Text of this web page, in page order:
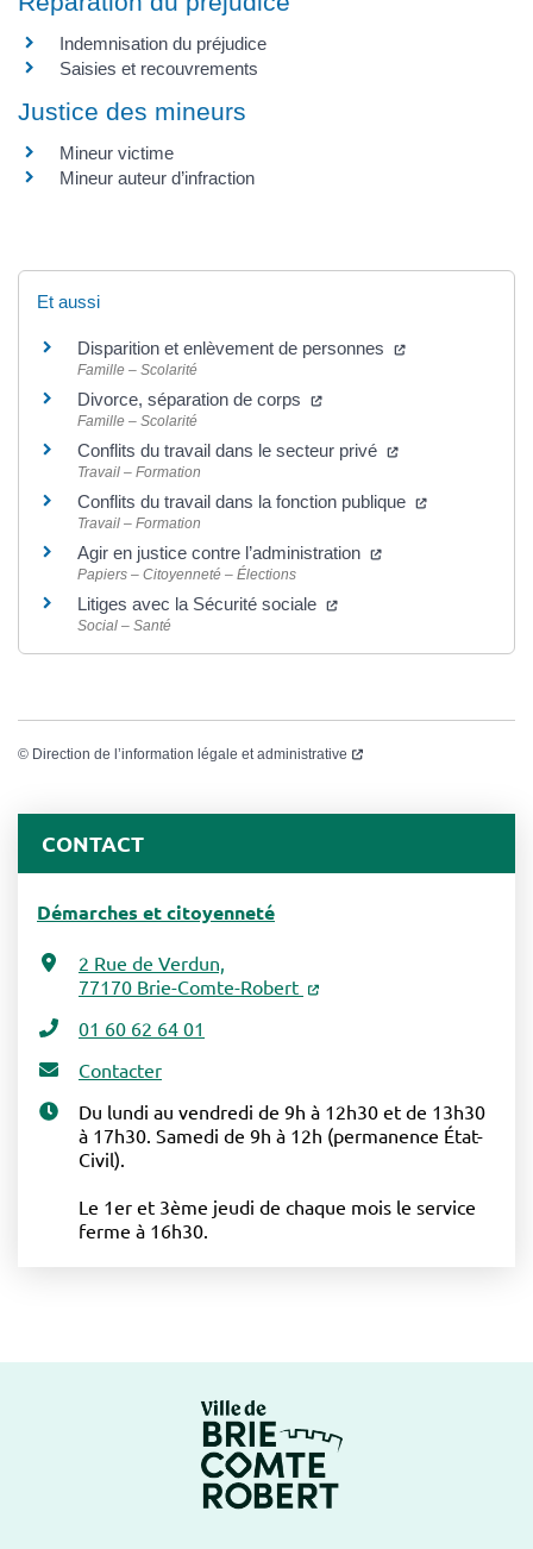
Indemnisation du préjudice
Saisies et recouvrements
Justice des mineurs
Mineur victime
Mineur auteur d’infraction
Et aussi
Disparition et enlèvement de personnes
Famille – Scolarité
Divorce, séparation de corps
Famille – Scolarité
Conflits du travail dans le secteur privé
Travail – Formation
Conflits du travail dans la fonction publique
Travail – Formation
Agir en justice contre l’administration
Papiers – Citoyenneté – Élections
Litiges avec la Sécurité sociale
Social – Santé
© Direction de l’information légale et administrative
CONTACT
Démarches et citoyenneté
2 Rue de Verdun,
77170 Brie-Comte-Robert
01 60 62 64 01
Contacter
Du lundi au vendredi de 9h à 12h30 et de 13h30
à 17h30. Samedi de 9h à 12h (permanence État-
Civil).
Le 1er et 3ème jeudi de chaque mois le service
ferme à 16h30.